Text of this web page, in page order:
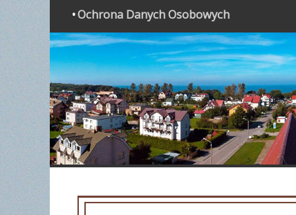
Ochrona Danych Osobowych